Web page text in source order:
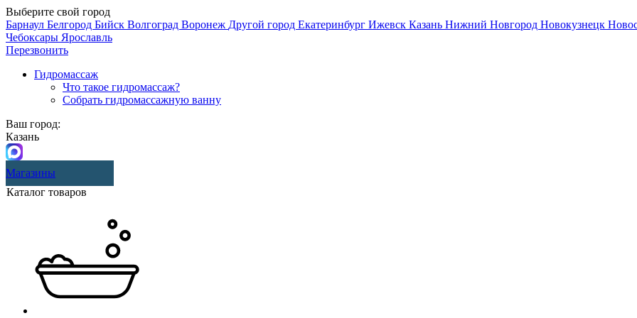
Выберите свой город
Барнаул Белгород Бийск Волгоград Воронеж Другой город Екатеринбург Ижевск Казань Нижний Новгород Новокузнецк
Чебоксары Ярославль
Перезвонить
Гидромассаж
Что такое гидромассаж?
Собрать гидромассажную ванну
Ваш город:
Казань
Магазины
Каталог товаров